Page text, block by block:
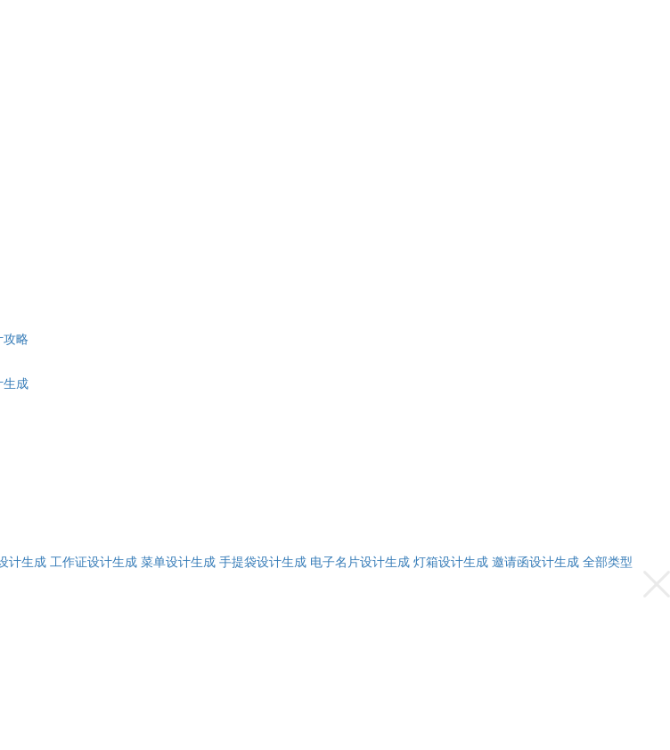
攻略
生成
计生成 工作证设计生成 菜单设计生成 手提袋设计生成 电子名片设计生成 灯箱设计生成 邀请函设计生成 全部类型